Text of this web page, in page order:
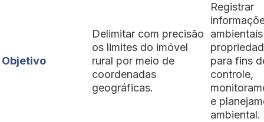
Objetivo
Delimitar com precisão
os limites do imóvel
rural por meio de
coordenadas
geográficas.
Registrar
para fins
controle,
e
ambiental.